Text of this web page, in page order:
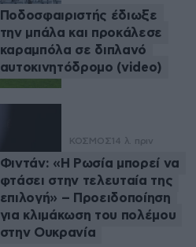
Ποδοσφαιριστής έδιωξε
την μπάλα και προκάλεσε
καραμπόλα σε διπλανό
αυτοκινητόδρομο (video)
ΚΟΣΜΟΣ 14 λ. πριν
Φιντάν: «Η Ρωσία μπορεί να
φτάσει στην τελευταία της
επιλογή» – Προειδοποίηση
για κλιμάκωση του πολέμου
στην Ουκρανία